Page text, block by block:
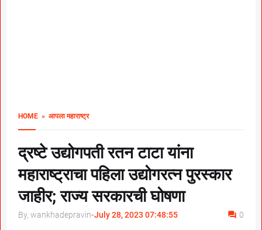
HOME » आपला महाराष्ट्र
द्रष्टे उद्योगपती रतन टाटा यांना
महाराष्ट्राचा पहिला उद्योगरत्न पुरस्कार
जाहीर; राज्य सरकारची घोषणा
By, wankhadepravin-July 28, 2023 07:48:55 0